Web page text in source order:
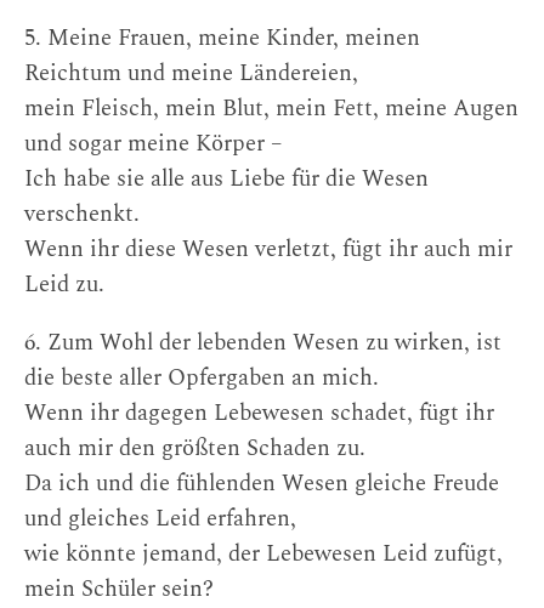
5. Meine Frauen, meine Kinder, meinen
Reichtum und meine Ländereien,
mein Fleisch, mein Blut, mein Fett, meine Augen
und sogar meine Körper –
Ich habe sie alle aus Liebe für die Wesen
verschenkt.
Wenn ihr diese Wesen verletzt, fügt ihr auch mir
Leid zu.
6. Zum Wohl der lebenden Wesen zu wirken, ist
die beste aller Opfergaben an mich.
Wenn ihr dagegen Lebewesen schadet, fügt ihr
auch mir den größten Schaden zu.
Da ich und die fühlenden Wesen gleiche Freude
und gleiches Leid erfahren,
wie könnte jemand, der Lebewesen Leid zufügt,
mein Schüler sein?